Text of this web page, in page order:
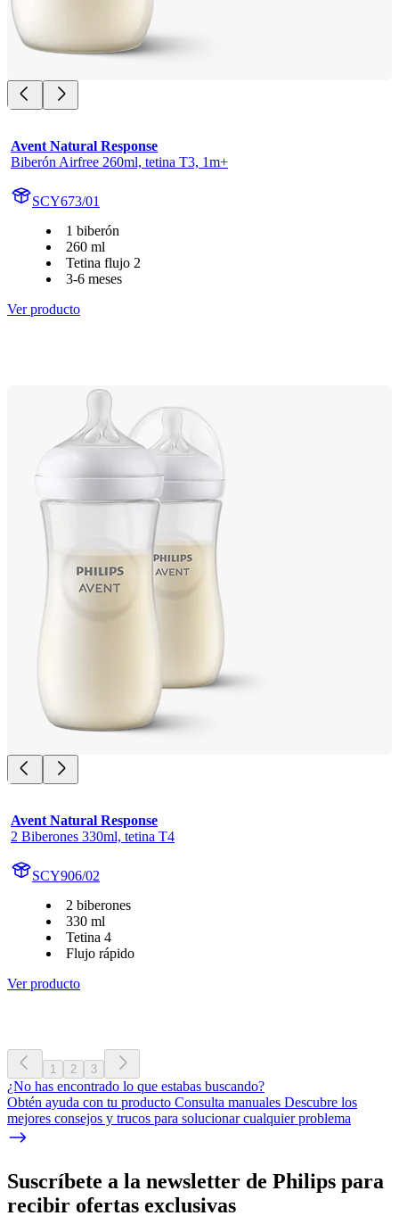
Avent Natural Response
Biberón Airfree 260ml, tetina T3, 1m+
SCY673/01
1 biberón
260 ml
Tetina flujo 2
3-6 meses
Ver producto
Avent Natural Response
2 Biberones 330ml, tetina T4
SCY906/02
2 biberones
330 ml
Tetina 4
Flujo rápido
Ver producto
1 2 3
¿No has encontrado lo que estabas buscando?
Obtén ayuda con tu producto Consulta manuales Descubre los
mejores consejos y trucos para solucionar cualquier problema
Suscríbete a la newsletter de Philips para
recibir ofertas exclusivas